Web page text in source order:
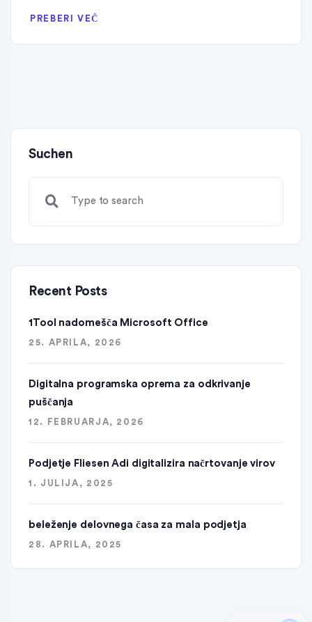
PREBERI VEČ
Suchen
Recent Posts
1Tool nadomešča Microsoft Office
25. APRILA, 2026
Digitalna programska oprema za odkrivanje
puščanja
12. FEBRUARJA, 2026
Podjetje Fliesen Adi digitalizira načrtovanje virov
1. JULIJA, 2025
beleženje delovnega časa za mala podjetja
28. APRILA, 2025